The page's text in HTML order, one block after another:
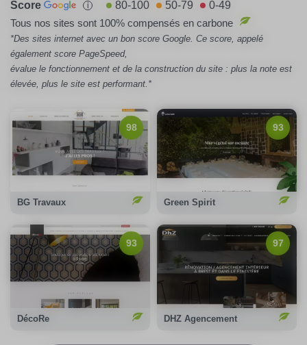
Score i 80-100 50-79
0-49
Tous nos sites sont 100% compensés en carbone
*Des sites internet avec un bon score Google. Ce score, appelé
également score PageSpeed,
évalue le fonctionnement et de la construction du site : plus la note est
élevée, plus le site est performant.*
98
BG Travaux
Notation Google :
98/100
Emission carbone :
0,17gCO2/page
Compensation carbone :
100%
93
Green Spirit
Notation Google :
93/100
Emission carbone :
0,48gCO2/page
Compensation carbone :
100%
Voir le site
93
DécoRe
Notation Google :
93/100
Compensation carbone :
100%
Voir le site
97
DHZ Agencement
Notation Google :
97/100
Emission carbone :
0,12gCO2/page
Compensation carbone :
Voir le site